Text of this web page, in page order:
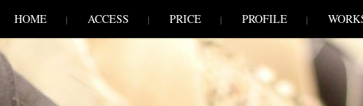
HOME ACCESS PRICE PROFILE